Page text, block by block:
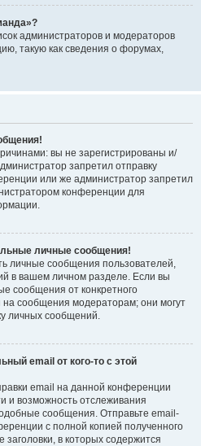
администраторов и модераторов
такую как сведения о форумах,
вы не зарегистрированы и/
запретил отправку
или же администратор запретил
конференции для
личные сообщения!
личные сообщения пользователей,
в вашем личном разделе. Если вы
сообщения от конкретного
сообщения модераторам; они могут
личных сообщений.
email от кого-то с этой
email на данной конференции
и возможность отслеживания
сообщения. Отправьте email-
с полной копией полученного
в которых содержится